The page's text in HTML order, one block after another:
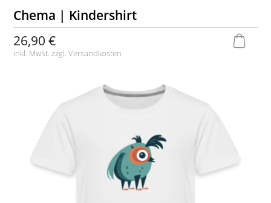
Chema | Kindershirt
26,90 €
inkl. MwSt. zzgl.Versandkosten